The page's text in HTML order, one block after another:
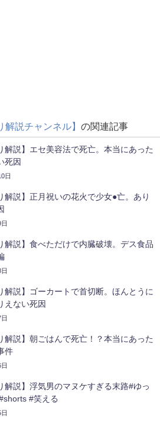
説チャンネル】 の関連記事
解説】エセ美容法で死亡。本当にあった
死因
日
解説】正月祝いの花火で少女●亡。あり
解説】食べただけで内臓破壊。デス食品
解説】ゴーカートで首切断。ほんとうに
えない死因
解説】朝ごはんで死亡！？本当にあった
件
解説】浮気男のマヌケすぎる末路#ゆっ
#笑える